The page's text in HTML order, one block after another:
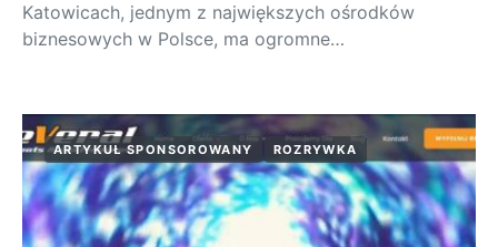
Katowicach, jednym z największych ośrodków
biznesowych w Polsce, ma ogromne…
ARTYKUŁ SPONSOROWANY ROZRYWKA